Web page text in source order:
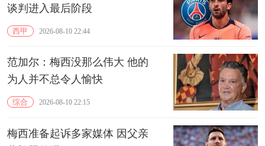
谈判进入最后阶段
西甲 2026-08-10 22:44
范加尔：梅西没那么伟大 他的
为人并不总令人愉快
综合 2026-08-10 22:15
梅西准备起诉多家媒体 因父亲